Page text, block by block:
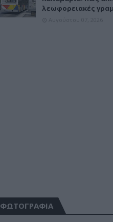
λεωφορειακές
ΦΩΤΟΓΡΑΦΙΑ